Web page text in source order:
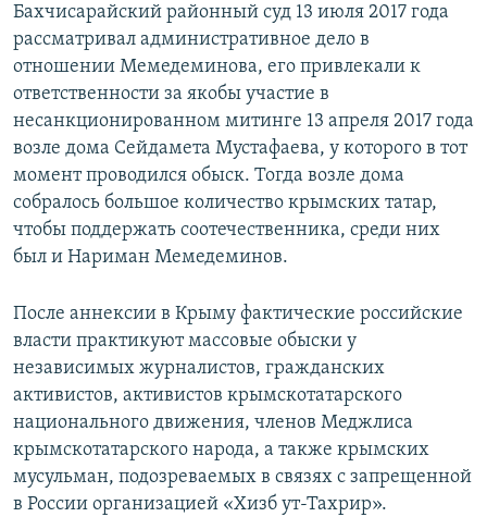
Бахчисарайский районный суд 13 июля 2017 года
рассматривал административное дело в
отношении Мемедеминова, его привлекали к
ответственности за якобы участие в
несанкционированном митинге 13 апреля 2017 года
возле дома Сейдамета Мустафаева, у которого в тот
момент проводился обыск. Тогда возле дома
собралось большое количество крымских татар,
чтобы поддержать соотечественника, среди них
был и Нариман Мемедеминов.
После аннексии в Крыму фактические российские
власти практикуют массовые обыски у
независимых журналистов, гражданских
активистов, активистов крымскотатарского
национального движения, членов Меджлиса
крымскотатарского народа, а также крымских
мусульман, подозреваемых в связях с запрещенной
в России организацией «Хизб ут-Тахрир».